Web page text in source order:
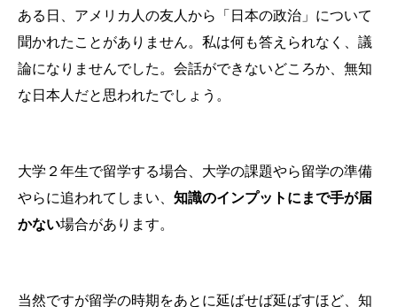
ある日、アメリカ人の友人から「日本の政治」について
聞かれたことがありません。私は何も答えられなく、議
論になりませんでした。会話ができないどころか、無知
な日本人だと思われたでしょう。
大学２年生で留学する場合、大学の課題やら留学の準備
やらに追われてしまい、 知識のインプットにまで手が届
かない場合があります。
当然ですが留学の時期をあとに延ばせば延ばすほど、知